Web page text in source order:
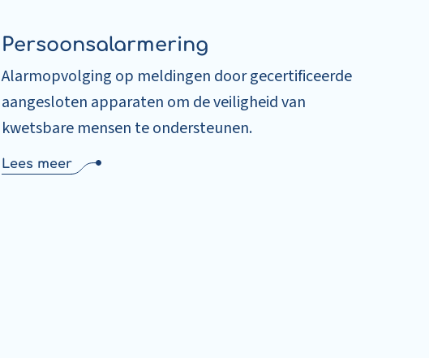
Persoonsalarmering
Alarmopvolging op meldingen door gecertificeerde
aangesloten apparaten om de veiligheid van
kwetsbare mensen te ondersteunen.
Lees meer